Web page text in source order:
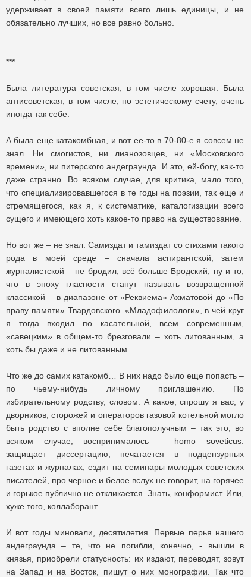
удерживает в своей памяти всего лишь единицы, и не
обязательно лучших, но все равно больно.
***
Была литература советская, в том числе хорошая. Была
антисоветская, в том числе, по эстетическому счету, очень
иногда так себе.
А была еще катакомбная, и вот ее-то в 70-80-е я совсем не
знал. Ни смогистов, ни лианозовцев, ни «Московского
времени», ни питерского андеграунда. И это, ей-богу, как-то
даже странно. Во всяком случае, для критика, мало того,
что специализировавшегося в те годы на поэзии, так еще и
стремящегося, как я, к систематике, каталогизации всего
сущего и имеющего хоть какое-то право на существование.
Но вот же – не знал. Самиздат и тамиздат со стихами такого
рода в моей среде – сначала аспирантской, затем
журналистской – не бродил; всё больше Бродский, ну и то,
что в эпоху гласности станут называть возвращенной
классикой – в диапазоне от «Реквиема» Ахматовой до «По
праву памяти» Твардовского. «Младофилологи», в чей круг
я тогда входил по касательной, всем современным,
«савецким» в общем-то брезговали – хоть литованным, а
хоть бы даже и не литованным.
Что же до самих катакомб… В них надо было еще попасть –
по чьему-нибудь личному приглашению. По
избирательному родству, словом. А какое, спрошу я вас, у
дворников, сторожей и операторов газовой котельной могло
быть родство с вполне себе благополучным – так это, во
всяком случае, воспринималось – homo soveticus:
защищает диссертацию, печатается в подцензурных
газетах и журналах, ездит на семинары молодых советских
писателей, про черное и белое вслух не говорит, на горячее
и горькое публично не откликается. Знать, конформист. Или,
хуже того, коллаборант.
И вот годы миновали, десятилетия. Первые перья нашего
андеграунда – те, что не погибли, конечно, - вышли в
князья, приобрели статусность: их издают, переводят, зовут
на Запад и на Восток, пишут о них монографии. Так что